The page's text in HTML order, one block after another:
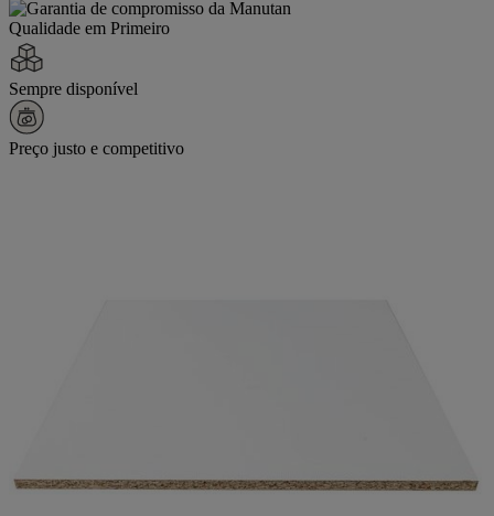
Qualidade em Primeiro
Sempre disponível
Preço justo e competitivo